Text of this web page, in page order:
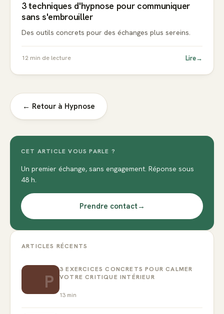
3 techniques d'hypnose pour communiquer
sans s'embrouiller
Des outils concrets pour des échanges plus sereins.
12 min de lecture Lire→
← Retour à Hypnose
CET ARTICLE VOUS PARLE ?
Un premier échange, sans engagement. Réponse sous
48 h.
Prendre contact→
ARTICLES RÉCENTS
P
3 EXERCICES CONCRETS POUR CALMER
VOTRE CRITIQUE INTÉRIEUR
13 min